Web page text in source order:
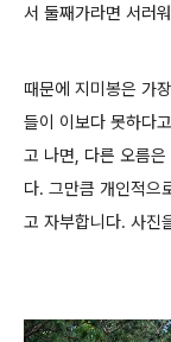
서 둘째가라면 서러
때문에 지미봉은 가
들이 이보다 못하다
고 나면, 다른 오름
다. 그만큼 개인적으
고 자부합니다. 사진